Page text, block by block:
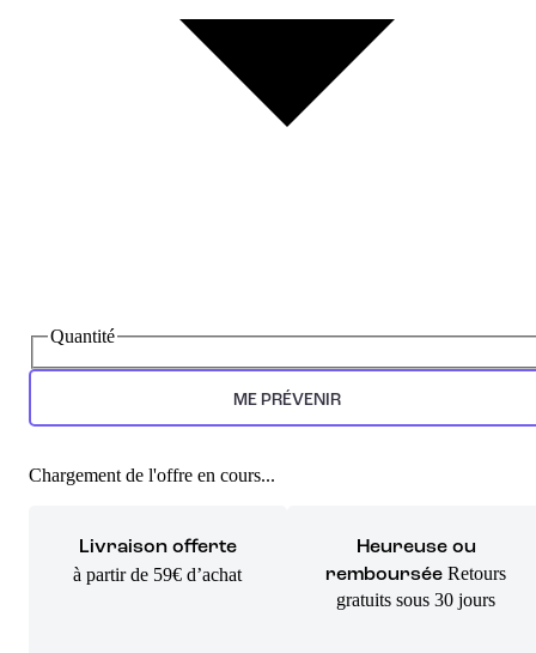
Quantité
ME PRÉVENIR
Chargement de l'offre en cours...
Livraison offerte
à partir de 59€ d’achat
Heureuse ou
remboursée Retours
gratuits sous 30 jours